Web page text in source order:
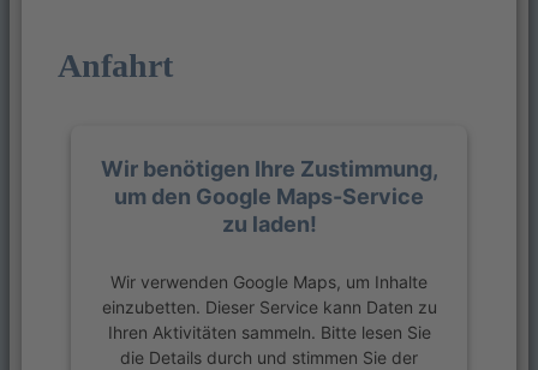
Anfahrt
Wir benötigen Ihre Zustimmung,
um den Google Maps-Service
zu laden!
Wir verwenden Google Maps, um Inhalte
einzubetten. Dieser Service kann Daten zu
Ihren Aktivitäten sammeln. Bitte lesen Sie
die Details durch und stimmen Sie der